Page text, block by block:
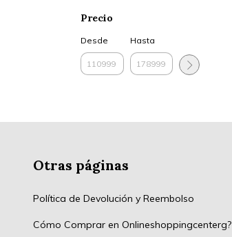
Precio
Desde Hasta
Otras páginas
Política de Devolución y Reembolso
Cómo Comprar en Onlineshoppingcenterg?